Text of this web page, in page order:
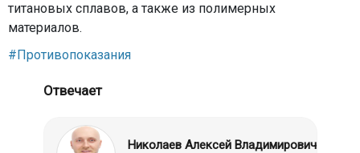
титановых сплавов, а также из полимерных
материалов.
#Противопоказания
Отвечает
Николаев Алексей Владимирович